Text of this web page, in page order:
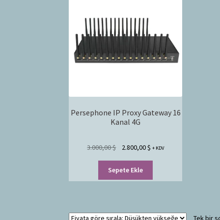
Persephone IP Proxy Gateway 16
Kanal 4G
3.000,00$ 2.800,00$ + KDV
Sepete Ekle
Tek bir